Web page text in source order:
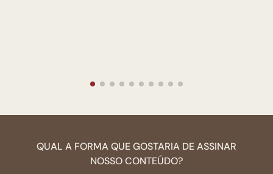
QUAL A FORMA QUE GOSTARIA DE ASSINAR
NOSSO CONTEÚDO?